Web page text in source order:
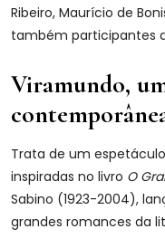
Ribeiro, Maurício de
também participantes
Viramundo,
Trata de um
inspiradas no livro O
Sabino (1923-2004),
grandes romances da